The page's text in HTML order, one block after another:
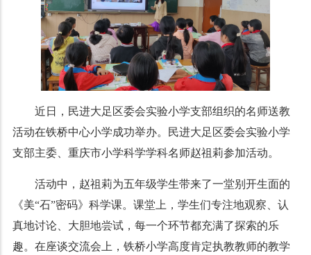
近日，民进大足区委会实验小学支部组织的名师送教
活动在铁桥中心小学成功举办。民进大足区委会实验小学
支部主委、重庆市小学科学学科名师赵祖莉参加活动。
活动中，赵祖莉为五年级学生带来了一堂别开生面的
《美“石”密码》科学课。课堂上，学生们专注地观察、认
真地讨论、大胆地尝试，每一个环节都充满了探索的乐
趣。在座谈交流会上，铁桥小学高度肯定执教教师的教学